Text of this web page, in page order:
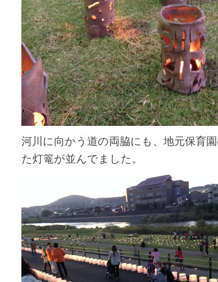
河川に向かう道の両脇にも、地元保育
た灯篭が並んでました。